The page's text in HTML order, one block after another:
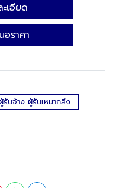
เอียด
อราคา
รับจ้าง ผู้รับเหมากลึง